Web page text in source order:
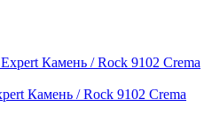
Камень / Rock 9102 Crema